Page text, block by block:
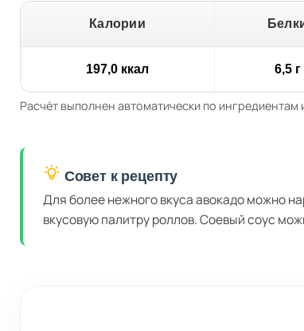
Калории
197,0 ккал 6,5 г
Расчёт выполнен автоматически по
Совет к рецепту
Для более нежного вкуса авокадо можно
вкусовую палитру роллов. Соевый соус